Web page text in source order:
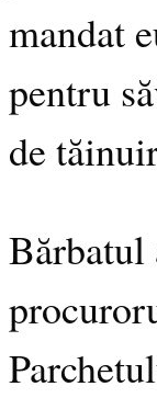
mandat
pentru
de
Bărbatul